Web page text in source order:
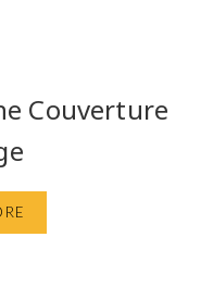
Couverture